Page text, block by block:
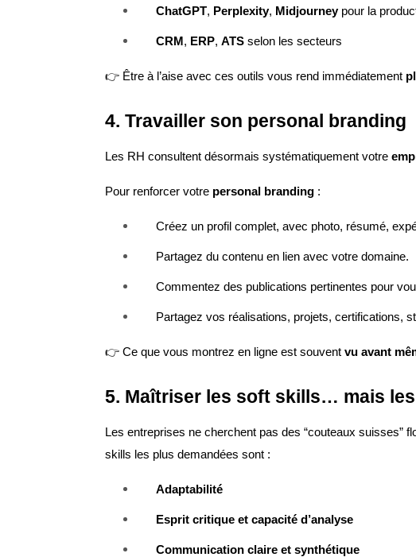
ChatGPT, Perplexity, Midjourneypour la
CRM , ERP, ATS selon les secteurs
👉 Être à l’aise avec ces outils vous rend immédiatement
4. Travailler son personal branding
Les RH consultent désormais systématiquement votre
Pour renforcer votre personal branding :
Créez un profil complet, avec photo, résumé,
Partagez du contenu en lien avec votre domaine.
Commentez des publications pertinentes pour
Partagez vos réalisations, projets, certifications,
👉 Ce que vous montrez en ligne est souvent vu avant
5. Maîtriser les soft skills… mais
Les entreprises ne cherchent pas des “couteaux suisses”
skills les plus demandées sont :
Adaptabilité
Esprit critique et capacité d’analyse
Communication claire et synthétique